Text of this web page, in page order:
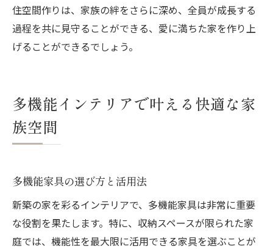
住空間作りは、家族の絆をさらに深め、全員が成長する
過程を共に見守ることができる、愛に満ちた家を作り上
げることができるでしょう。
多機能インテリアで叶える快適な家
族空間
多機能家具の選び方と活用法
新築の家を彩るインテリアで、多機能家具は非常に重要
な役割を果たします。特に、収納スペースが限られた家
庭では、機能性を最大限に活用できる家具を選ぶことが